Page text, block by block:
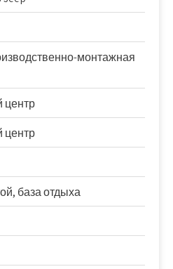
монтажная
центр
центр
база отдыха